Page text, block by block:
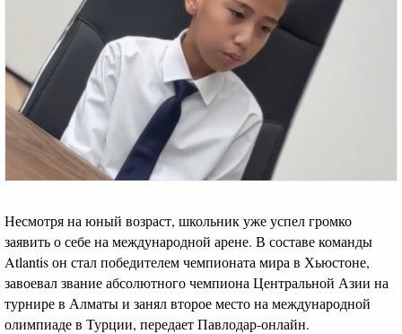
Несмотря на юный возраст, школьник уже успел громко
заявить о себе на международной арене. В составе команды
Atlantis он стал победителем чемпионата мира в Хьюстоне,
завоевал звание абсолютного чемпиона Центральной Азии на
турнире в Алматы и занял второе место на международной
олимпиаде в Турции, передает Павлодар-онлайн.